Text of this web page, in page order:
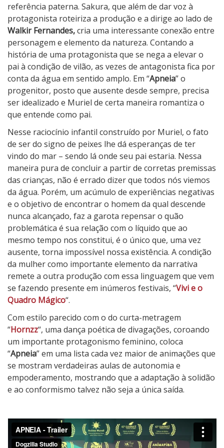
referência paterna. Sakura, que além de dar voz à
protagonista roteiriza a produção e a dirige ao lado de
Walkir Fernandes,cria uma interessante conexão entre
personagem e elemento da natureza. Contando a
história de uma protagonista que se nega a elevar o
pai à condição de vilão, as vezes de antagonista fica por
conta da água em sentido amplo. Em “Apneia” o
progenitor, posto que ausente desde sempre, precisa
ser idealizado e Muriel de certa maneira romantiza o
que entende como pai.
Nesse raciocínio infantil construído por Muriel, o fato
de ser do signo de peixes lhe dá esperanças de ter
vindo do mar – sendo lá onde seu pai estaria. Nessa
maneira pura de concluir a partir de corretas premissas
das crianças, não é errado dizer que todos nós viemos
da água. Porém, um acúmulo de experiências negativas
e o objetivo de encontrar o homem da qual descende
nunca alcançado, faz a garota repensar o quão
problemática é sua relação com o líquido que ao
mesmo tempo nos constitui, é o único que, uma vez
ausente, torna impossível nossa existência. A condição
da mulher como importante elemento da narrativa
remete a outra produção com essa linguagem que vem
se fazendo presente em inúmeros festivais, “Vivi e o
Quadro Mágico“.
Com estilo parecido com o do curta-metragem
“Hornzz“, uma dança poética de divagações, coroando
um importante protagonismo feminino, coloca
“Apneia” em uma lista cada vez maior de animações que
se mostram verdadeiras aulas de autonomia e
empoderamento, mostrando que a adaptação à solidão
e ao conformismo talvez não seja a única saída.